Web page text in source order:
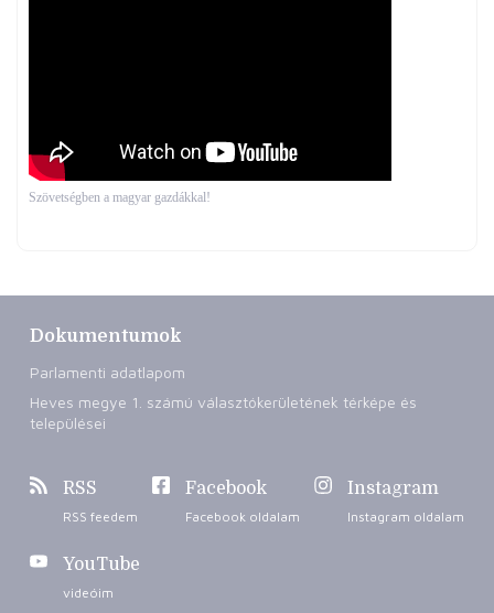
Szövetségben a magyar gazdákkal!
Dokumentumok
Parlamenti adatlapom
Heves megye 1. számú választókerületének térképe és
települései
RSS
RSS feedem
Facebook
Facebook oldalam
Instagram
Instagram oldalam
YouTube
videóim